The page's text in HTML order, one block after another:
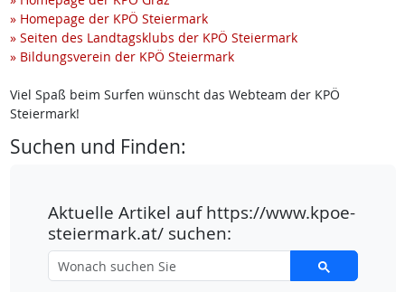
» Homepage der KPÖ Steiermark
» Seiten des Landtagsklubs der KPÖ Steiermark
» Bildungsverein der KPÖ Steiermark
Viel Spaß beim Surfen wünscht das Webteam der KPÖ
Steiermark!
Suchen und Finden:
Aktuelle Artikel auf https://www.kpoe-
steiermark.at/ suchen: